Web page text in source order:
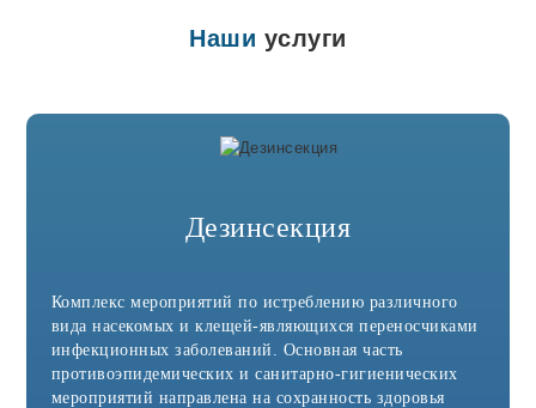
Наши услуги
Дезинсекция
Комплекс мероприятий по истреблению различного
вида насекомых и клещей-являющихся переносчиками
инфекционных заболеваний. Основная часть
противоэпидемических и санитарно-гигиенических
мероприятий направлена на сохранность здоровья